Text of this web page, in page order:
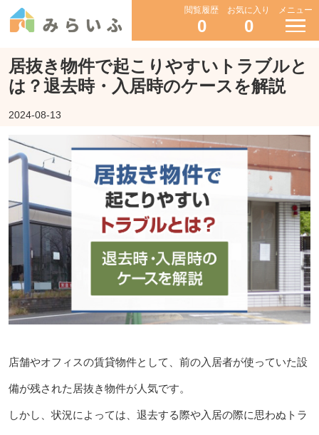
閲覧履歴
0
お気に入り
0
メニュー
居抜き物件で起こりやすいトラブルと
は？退去時・入居時のケースを解説
2024-08-13
店舗やオフィスの賃貸物件として、前の入居者が使っていた設
備が残された居抜き物件が人気です。
しかし、状況によっては、退去する際や入居の際に思わぬトラ